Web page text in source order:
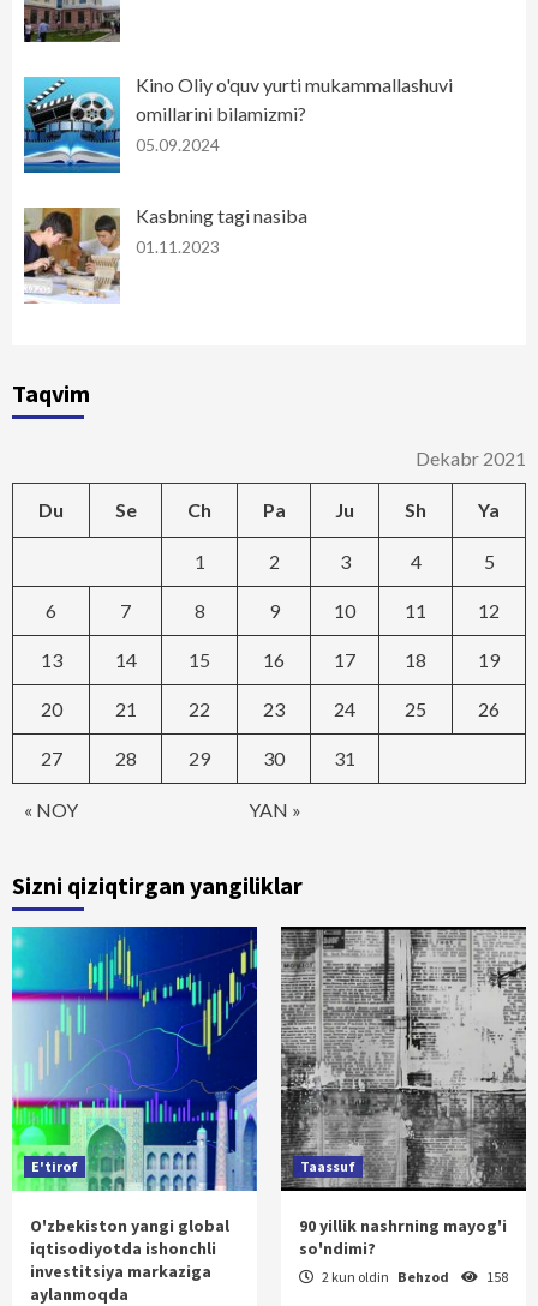
Kino Oliy o'quv yurti mukammallashuvi
omillarini bilamizmi?
05.09.2024
Kasbning tagi nasiba
01.11.2023
Taqvim
Dekabr 2021
Du Se Ch Pa Ju Sh Ya
« NOY YAN »
1 2 3 4 5
6 7 8 9 10 11 12
13 14 15 16 17 18 19
20 21 22 23 24 25 26
27 28 29 30 31
Sizni qiziqtirgan yangiliklar
E'tirof
O'zbekiston yangi global
iqtisodiyotda ishonchli
investitsiya markaziga
aylanmoqda
Taassuf
90 yillik nashrning mayog'i
so'ndimi?
2 kun oldin Behzod 158